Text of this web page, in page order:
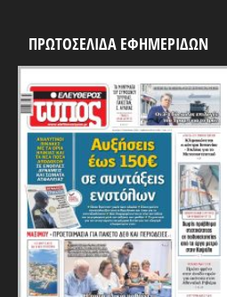
ΠΡΩΤΟΣΕΛΙΔΑ ΕΦΗΜΕΡΙΔΩΝ